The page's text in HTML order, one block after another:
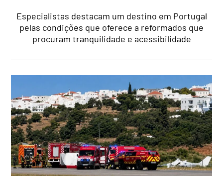
Especialistas destacam um destino em Portugal
pelas condições que oferece a reformados que
procuram tranquilidade e acessibilidade